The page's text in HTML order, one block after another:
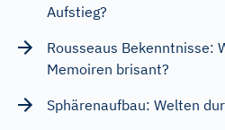
Aufstieg?
Rousseaus Bekenntnisse:
Memoiren brisant?
Sphärenaufbau: Welten